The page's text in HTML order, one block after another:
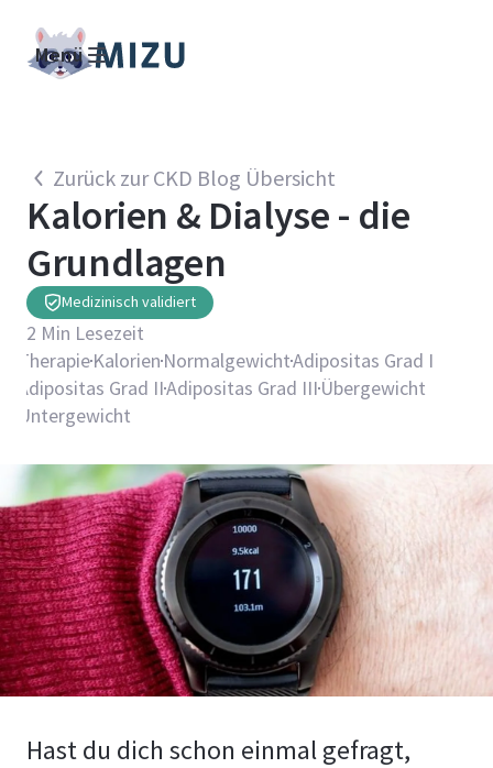
Menü
Zurück zur CKD Blog Übersicht
Kalorien & Dialyse - die
Grundlagen
Medizinisch validiert
2 Min Lesezeit
TherapieKalorien NormalgewichtAdipositas Grad I
Adipositas Grad IIAdipositas Grad III Übergewicht
Untergewicht
Hast du dich schon einmal gefragt,